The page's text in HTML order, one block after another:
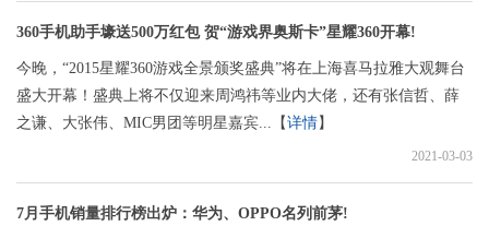
360手机助手壕送500万红包 贺“游戏界奥斯卡”星耀360开幕!
今晚，“2015星耀360游戏全景颁奖盛典”将在上海喜马拉雅大观舞台
盛大开幕！盛典上将不仅迎来周鸿祎等业内大佬，还有张信哲、薛
之谦、大张伟、MIC男团等明星嘉宾...【详情】
2021-03-03
7月手机销量排行榜出炉：华为、OPPO名列前茅!